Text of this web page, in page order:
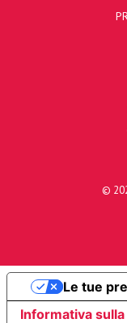
©
Informativa
Le tue